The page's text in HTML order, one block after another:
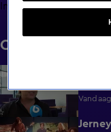
Info
Clips
1:11
2:11